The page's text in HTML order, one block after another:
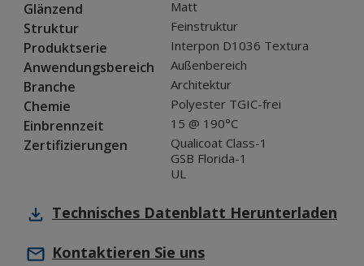
Glänzend Matt
Struktur Feinstruktur
Produktserie Interpon D1036 Textura
Anwendungsbereich Außenbereich
Branche Architektur
Chemie Polyester TGIC-frei
Einbrennzeit 15 @ 190°C
Zertifizierungen
Qualicoat Class-1
GSB Florida-1
UL
Technisches Datenblatt Herunterladen
Kontaktieren Sie uns